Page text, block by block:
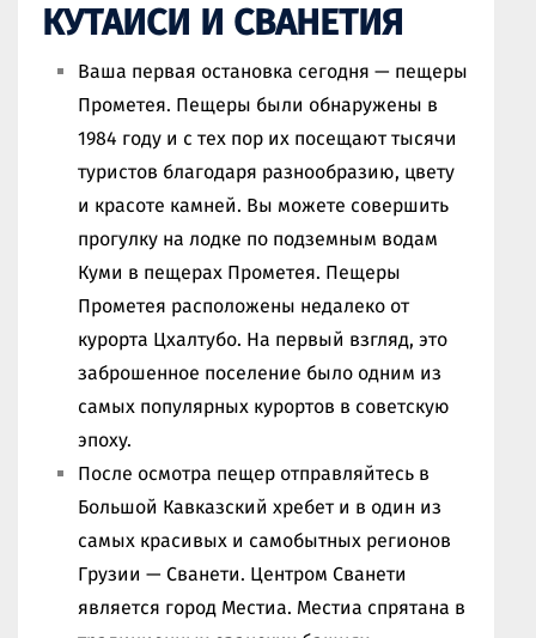
КУТАИСИ И СВАНЕТИЯ
Ваша первая остановка сегодня — пещеры
Прометея. Пещеры были обнаружены в
1984 году и с тех пор их посещают тысячи
туристов благодаря разнообразию, цвету
и красоте камней. Вы можете совершить
прогулку на лодке по подземным водам
Куми в пещерах Прометея. Пещеры
Прометея расположены недалеко от
курорта Цхалтубо. На первый взгляд, это
заброшенное поселение было одним из
самых популярных курортов в советскую
эпоху.
После осмотра пещер отправляйтесь в
Большой Кавказский хребет и в один из
самых красивых и самобытных регионов
Грузии — Сванети. Центром Сванети
является город Местиа. Местиа спрятана в